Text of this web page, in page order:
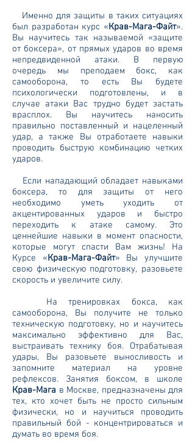
Именно для защиты в таких ситуациях
был разработан курс «Крав-Мага-Файт».
Вы научитесь так называемой «защите
от боксера», от прямых ударов во время
непредвиденной атаки. В первую
очередь мы преподаем бокс, как
самооборона, то есть Вы будете
психологически подготовлены, и в
случае атаки Вас трудно будет застать
врасплох. Вы научитесь наносить
правильно поставленный и нацеленный
удар, а также Вы отработаете навыки
проводить быструю комбинацию четких
ударов.
Если нападающий обладает навыками
боксера, то для защиты от него
необходимо уметь уходить от
акцентированных ударов и быстро
переходить к атаке самому. Это
ценнейшие навыки в момент опасности,
которые могут спасти Вам жизнь! На
Курсе «Крав-Мага-Файт» Вы улучшите
свою физическую подготовку, разовьете
скорость и увеличите силу.
На тренировках бокса, как
самооборона, Вы получите не только
техническую подготовку, но и научитесь
максимально эффективно для Вас,
выстраивать технику боя. Отрабатывая
удары, Вы разовьете выносливость и
запомните материал на уровне
рефлексов. Занятия боксом, в школе
Крав-Мага в Москве, предназначены для
тех, кто хочет быть не просто сильным
физически, но и научиться проводить
правильный бой - концентрироваться и
думать во время боя.